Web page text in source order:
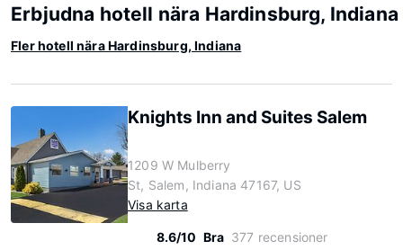
Erbjudna hotell nära Hardinsburg, Indiana
Fler hotell nära Hardinsburg, Indiana
Knights Inn and Suites Salem
1209 W Mulberry
St, Salem, Indiana 47167, US
Visa karta
8.6/10 Bra 377 recensioner